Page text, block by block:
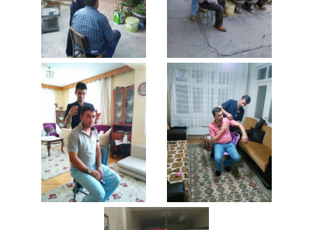
tedavisi,Eklem
Ağrısı,Göz,Ağrıları sülük
tedavisi,Göz
Tansiyonları,Kaşıntı sülük
tedavisi,Kireçlenme Kulak
Çınlaması sülük
tedavisi,Mantar,Migren sülük
tedavisi,Romatizma Sedef
Sinüzit sülük tedavisi,Sivilce
Uyuşma ve Şişlik sülük
tedavisi,hacamat uzmanı